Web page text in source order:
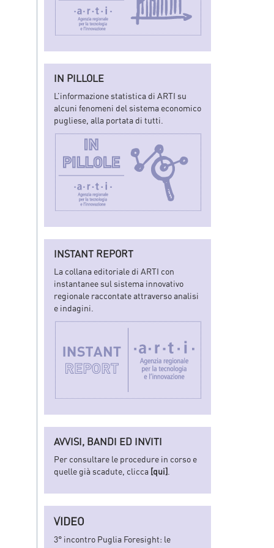
IN PILLOLE
L’informazione statistica di ARTI su
alcuni fenomeni del sistema economico
pugliese, alla portata di tutti.
INSTANT REPORT
La collana editoriale di ARTI con
instantanee sul sistema innovativo
regionale raccontate attraverso analisi
e indagini.
AVVISI, BANDI ED INVITI
Per consultare le procedure in corso e
quelle già scadute, clicca [qui]
VIDEO
3° incontro Puglia Foresight: le